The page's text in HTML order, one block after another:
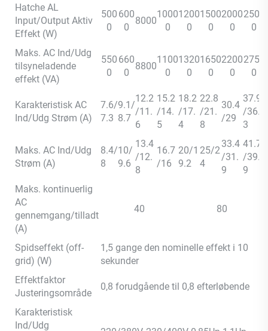
Hatche AL
Input/Output Aktiv
Effekt (W)
500
0
600
0
8000
1000
0
1200
0
1500
0
2000
0
2500
0
Maks. AC Ind/Udg
tilsyneladende
effekt (VA)
550
0
660
0
8800
1100
0
1320
0
1650
0
2200
0
2750
0
Karakteristisk AC
Ind/Udg Strøm (A)
7.6/
7.3
9.1/
8.7
12.2
/11.
6
15.2
/14.
5
18.2
/17.
4
22.8
/21.
8
30.4
/29
37.9
/36.
3
Maks. AC Ind/Udg
Strøm (A)
8.4/
8
10/
9.6
13.4
/12.
8
16.7
/16
20/1
9.2
25/2
4
33.4
/31.
9
41.7
/39.
9
Maks. kontinuerlig
AC
gennemgang/tilladt
(A)
40 80
Spidseffekt (off-
grid) (W)
1,5 gange den nominelle effekt i 10
sekunder
Effektfaktor
Justeringsområde
0,8 forudgående til 0,8 efterløbende
Karakteristisk
Ind/Udg